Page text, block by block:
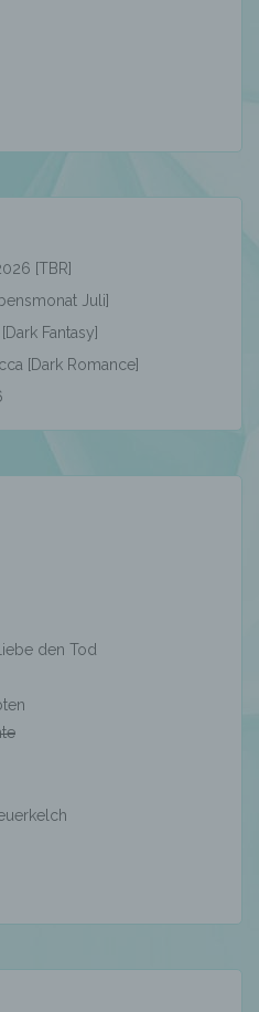
[TBR]
Juli]
Fantasy]
[Dark Romance]
den Tod
Daten mit dem Ziel, ihre
der automatisierten
Daten, die
diese
persönliche Aspekte,
Person beziehen,
Verhalten,
ist die Verarbeitung
Daten in einer Weise,
Daten
zusätzlicher
mehr einer spezifischen
zusätzlichen
aufbewahrt werden
organisatorischen
die gewährleisten,